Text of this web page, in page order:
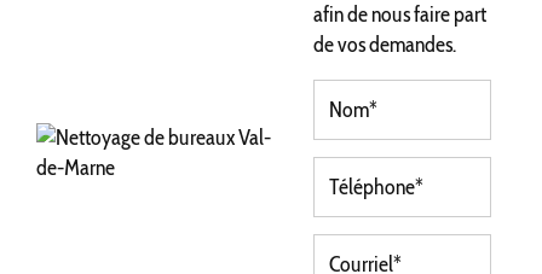
afin de nous faire part
de vos demandes.